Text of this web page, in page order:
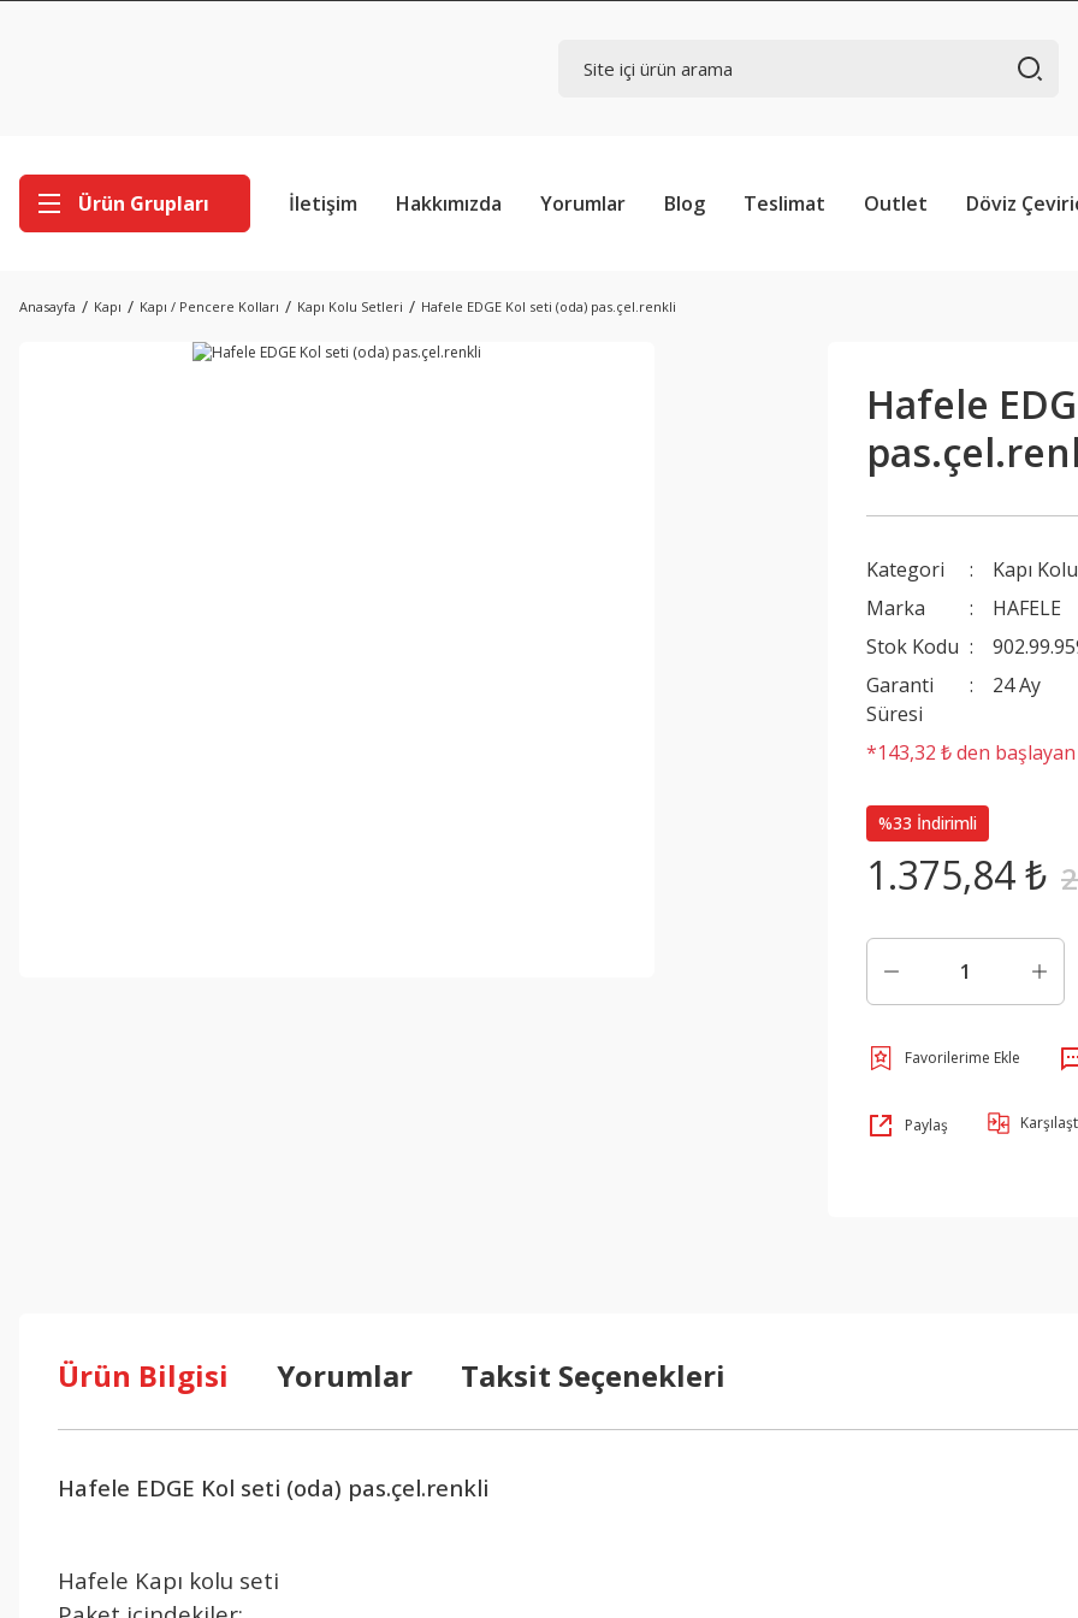
Ürün Grupları İletişim Hakkımızda Yorumlar Blog Teslimat Outlet Döviz
Anasayfa Kapı Kapı / Pencere Kolları Kapı Kolu Setleri Hafele EDGE Kol seti (oda) pas.çel.renkli
Hafele
Kategori
Kapı
Marka
HAFELE
Stok Kodu
Garanti
Süresi
24 Ay
*143,32 ₺ den
%33 İndirimli
1.375,84 ₺
Paylaş
Ürün Bilgisi Yorumlar Taksit Seçenekleri
Hafele EDGE Kol seti (oda) pas.çel.renkli
Hafele Kapı kolu seti